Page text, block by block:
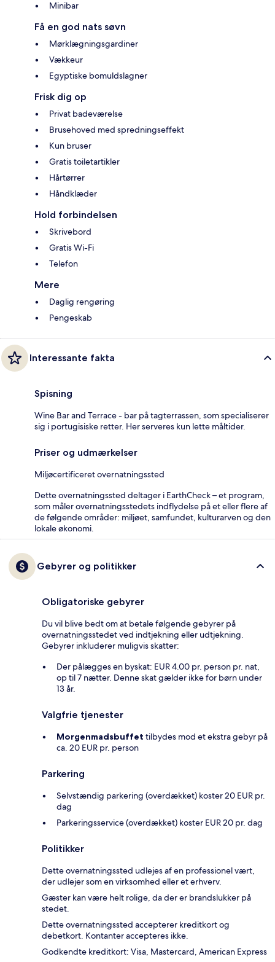
Minibar
Få en god nats søvn
Mørklægningsgardiner
Vækkeur
Egyptiske bomuldslagner
Frisk dig op
Privat badeværelse
Brusehoved med spredningseffekt
Kun bruser
Gratis toiletartikler
Hårtørrer
Håndklæder
Hold forbindelsen
Skrivebord
Gratis Wi-Fi
Telefon
Mere
Daglig rengøring
Pengeskab
Interessante fakta
Spisning
Wine Bar and Terrace - bar på tagterrassen, som specialiserer
sig i portugisiske retter. Her serveres kun lette måltider.
Priser og udmærkelser
Miljøcertificeret overnatningssted
Dette overnatningssted deltager i EarthCheck – et program,
som måler overnatningsstedets indflydelse på et eller flere af
de følgende områder: miljøet, samfundet, kulturarven og den
lokale økonomi.
Gebyrer og politikker
Obligatoriske gebyrer
Du vil blive bedt om at betale følgende gebyrer på
overnatningsstedet ved indtjekning eller udtjekning.
Gebyrer inkluderer muligvis skatter:
Der pålægges en byskat: EUR 4.00 pr. person pr. nat,
op til 7 nætter. Denne skat gælder ikke for børn under
13 år.
Valgfrie tjenester
Morgenmadsbuffet tilbydes mod et ekstra gebyr på
ca. 20 EUR pr. person
Parkering
Selvstændig parkering (overdækket) koster 20 EUR pr.
dag
Parkeringsservice (overdækket) koster EUR 20 pr. dag
Politikker
Dette overnatningssted udlejes af en professionel vært,
der udlejer som en virksomhed eller et erhverv.
Gæster kan være helt rolige, da der er brandslukker på
stedet.
Dette overnatningssted accepterer kreditkort og
debetkort. Kontanter accepteres ikke.
Godkendte kreditkort: Visa, Mastercard, American Express